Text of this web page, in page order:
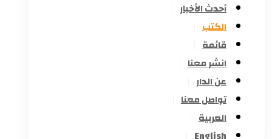
أحدث الأخبار
الكتب
قائمة
انشر معنا
عن الدار
تواصل معنا
العربية